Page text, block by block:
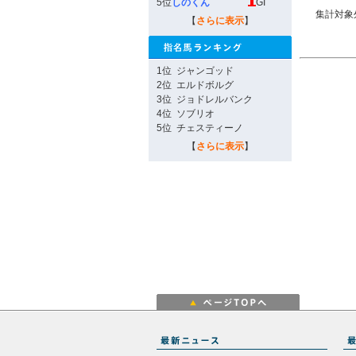
5位 しのくん
GI
【 さらに表示】
1位 ジャンゴッド
2位 エルドボルグ
3位 ジョドレルバンク
4位 ソブリオ
5位 チェスティーノ
【 さらに表示】
集計対象